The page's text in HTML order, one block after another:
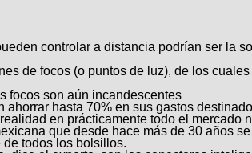
controlar a distancia podrían ser la
de focos (o puntos de luz), de los
focos son aún incandescentes
hasta 70% en sus gastos
en prácticamente todo el mercado
que desde hace más de 30 años
todos los bolsillos.